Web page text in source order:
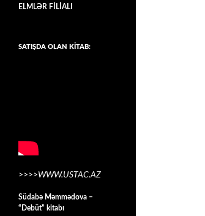
ELMLƏR FİLİALI
SATIŞDA OLAN KİTAB:
>>>>WWW.USTAC.AZ
Südabə Məmmədova –
“Debüt” kitabı